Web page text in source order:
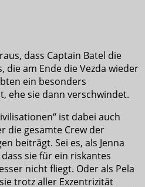
dass Captain Batel die
die am Ende die Vezda wieder
ein besonders
ehe sie dann verschwindet.
ist dabei auch
die gesamte Crew der
beiträgt. Sei es, als Jenna
sie für ein riskantes
nicht fliegt. Oder als Pela
trotz aller Exzentrizität